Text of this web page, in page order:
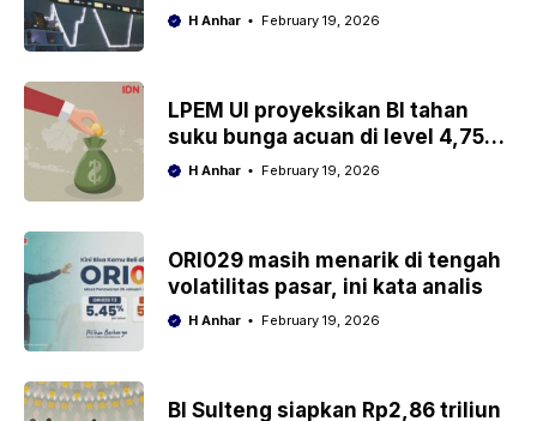
rekomendasi analis
H Anhar February 19, 2026
LPEM UI proyeksikan BI tahan
suku bunga acuan di level 4,75
persen
H Anhar February 19, 2026
ORI029 masih menarik di tengah
volatilitas pasar, ini kata analis
H Anhar February 19, 2026
BI Sulteng siapkan Rp2,86 triliun